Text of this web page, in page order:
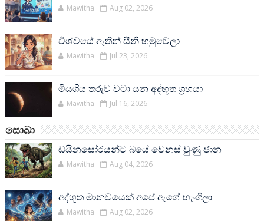
Mawitha Aug 02, 2026
විශ්වයේ ඈතින් සීනි හමුවෙලා
Mawitha Jul 23, 2026
මියගිය තරුව වටා යන අද්භූත ග්‍රහයා
Mawitha Jul 16, 2026
සොබා
ඩයිනසෝරයන්ට බයේ වෙනස් වුණු ජාන
Mawitha Aug 04, 2026
අද්භූත මානවයෙක් අපේ ඇගේ හැංගිලා
Mawitha Aug 02, 2026